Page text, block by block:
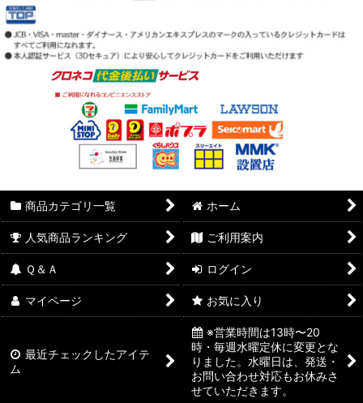
商品カテゴリ一覧 ホーム
人気商品ランキング ご利用案内
Ｑ＆Ａ ログイン
マイページ お気に入り
最近チェックしたアイテ
ム
※営業時間は13時〜20
時・毎週水曜定休に変更とな
りました。水曜日は、発送・
お問い合わせ対応もお休みさ
せていただきます。